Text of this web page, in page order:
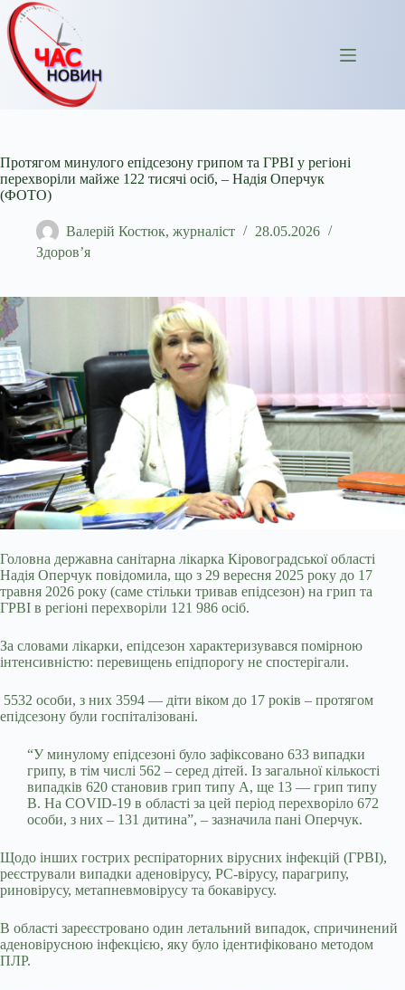
Перейти
до
вмісту
Протягом минулого епідсезону грипом та ГРВІ у регіоні
перехворіли майже 122 тисячі осіб, – Надія Оперчук
(ФОТО)
Валерій Костюк, журналіст
28.05.2026
Здоров’я
Головна державна санітарна лікарка Кіровоградської області
Надія Оперчук повідомила, що з 29 вересня 2025 року до 17
травня 2026 року (саме стільки тривав епідсезон) на грип та
ГРВІ в регіоні перехворіли 121 986 осіб.
За словами лікарки, епідсезон характеризувався помірною
інтенсивністю: перевищень епідпорогу не спостерігали.
5532 особи, з них 3594 — діти віком до 17 років – протягом
епідсезону були госпіталізовані.
“У минулому епідсезоні було зафіксовано 633 випадки
грипу, в тім числі 562 – серед дітей. Із загальної кількості
випадків 620 становив грип типу А, ще 13 — грип типу
В. На COVID-19 в області за цей період перехворіло 672
особи, з них – 131 дитина”, – зазначила пані Оперчук.
Щодо інших гострих респіраторних вірусних інфекцій (ГРВІ),
реєстрували випадки аденовірусу, РС-вірусу, парагрипу,
риновірусу, метапневмовірусу та бокавірусу.
В області зареєстровано один летальний випадок, спричинений
аденовірусною інфекцією, яку було ідентифіковано методом
ПЛР.